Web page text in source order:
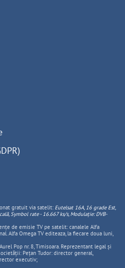
gratuit via satelit: Eutelsat 16A, 16 grade Est,
lă, Symbol rate - 16.667 ks/s, Modulație: DVB-
de emisie TV pe satelit: canalele Alfa
Alfa Omega TV editeaza, la fiecare doua luni,
Pop nr. 8, Timisoara. Reprezentant legal și
Pețan Tudor: director general,
executiv;